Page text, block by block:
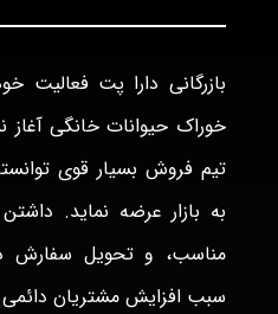
بازرگانی دارا پت فعاليت
خوراک حيوانات خانگی آغاز
تيم فروش بسيار قوی
به بازار عرضه نمايد.
مناسب، و تحويل سفارش
سبب افزايش مشتريان